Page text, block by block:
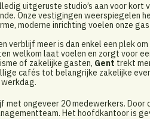
uitgeruste studio’s aan voor kort
Onze vestigingen weerspiegelen
moderne inrichting voelen onze
verblijf meer is dan enkel een plek
welkom laat voelen en zorgt voor
of zakelijke gasten, Gent trekt
cafés tot belangrijke zakelijke
met ongeveer 20 medewerkers. Door
Het hoofdkantoor is